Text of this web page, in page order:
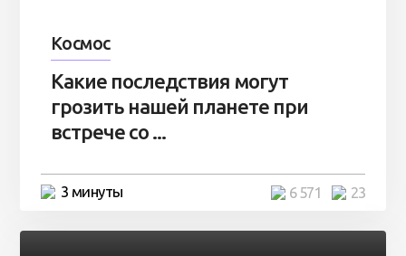
Космос
Какие последствия могут
грозить нашей планете при
встрече со ...
3 минуты 23
6 571